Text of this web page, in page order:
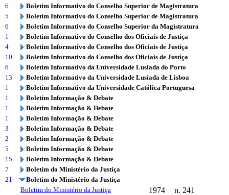
6
Boletim Informativo do Conselho Superior de Magistratura
5
Boletim Informativo do Conselho Superior de Magistratura
6
Boletim Informativo do Conselho Superior da Magistratura
1
Boletim Informativo do Conselho dos Oficiais de Justiça
4
Boletim Informativo do Conselho dos Oficiais de Justiça
10
Boletim Informativo do Conselho dos Oficiais de Justiça
6
Boletim Informativo da Universidade Lusíada do Porto
13
Boletim Informativo da Universidade Lusíada de Lisboa
1
Boletim Informativo da Universidade Católica Portuguesa
1
Boletim Informação & Debate
1
Boletim Informação & Debate
1
Boletim Informação & Debate
3
Boletim Informação & Debate
2
Boletim Informação & Debate
5
Boletim Informação & Debate
15
Boletim Informação & Debate
7
Boletim do Ministério da Justiça
21
Boletim do Ministério da Justiça
Boletim do Ministério da Justiça
1974 n. 241